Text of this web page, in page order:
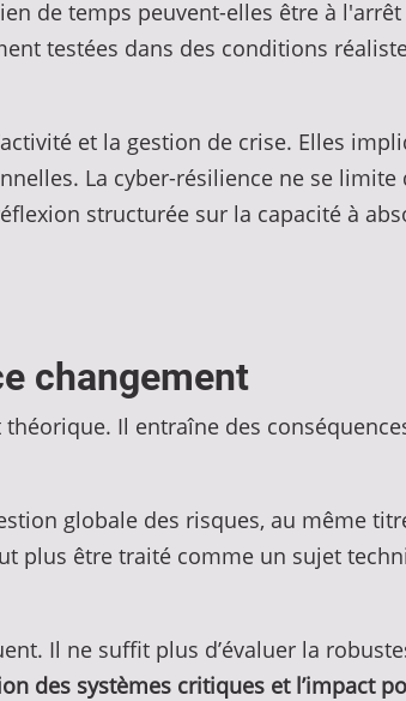
de temps peuvent-elles être à
testées dans des conditions
et la gestion de crise. Elles
La cyber-résilience ne se
structurée sur la capacité à
changement
Il entraîne des
globale des risques, au même
plus être traité comme un sujet
Il ne suffit plus d’évaluer la
des systèmes critiques et l’impact